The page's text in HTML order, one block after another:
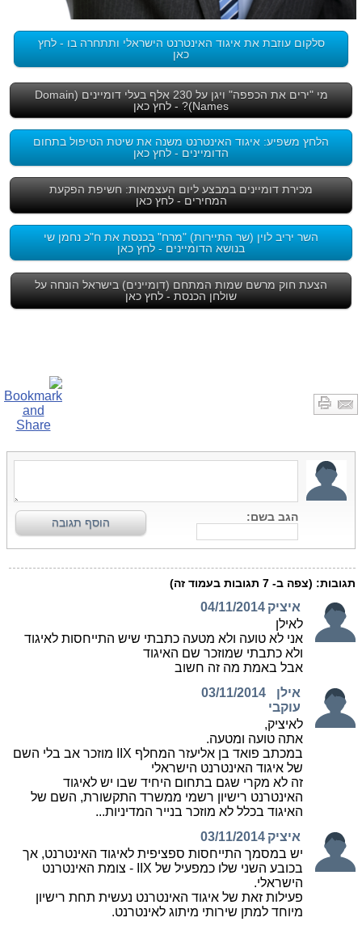
סלקום עוזבת את איגוד האינטרנט הישראלי ותתחרה בו - לחץ
כאן
מי "ירים את הכפפה" ויגן על 230 אלף בעלי דומיינים (Domain
Names)? - לחץ כאן
הלחץ משפיע: איגוד האינטרנט משנה את שיטת הטיפול בתחום
הדומיינים - לחץ כאן
מכירת דומיינים במבצע ליום העצמאות: חשיפת הפקעת
המחירים - לחץ כאן
השר יריב לוין (שר התיירות) "מרח" בכנסת את ח"כ נחמן שי
בנושא הדומיינים - לחץ כאן
הצעת חוק מרשם שמות המתחם (דומיינים) בישראל הונחה על
שולחן הכנסת - לחץ כאן